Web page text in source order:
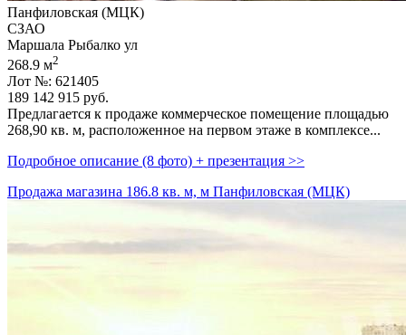
Панфиловская (МЦК)
СЗАО
Маршала Рыбалко ул
268.9 м2
Лот №: 621405
189 142 915 руб.
Предлагается к продаже коммерческое помещение площадью
268,­90 кв. м,­ расположенное на первом этаже в комплексе...
Подробное описание (8 фото) + презентация >>
Продажа магазина 186.8 кв. м, м Панфиловская (МЦК)